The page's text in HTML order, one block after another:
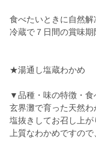
食べたいときに自然解
冷蔵で７日間の賞味期
★湯通し塩蔵わかめ
▼品種・味の特徴・食
玄界灘で育った天然わ
塩抜きしてお召し上が
上質なわかめですの